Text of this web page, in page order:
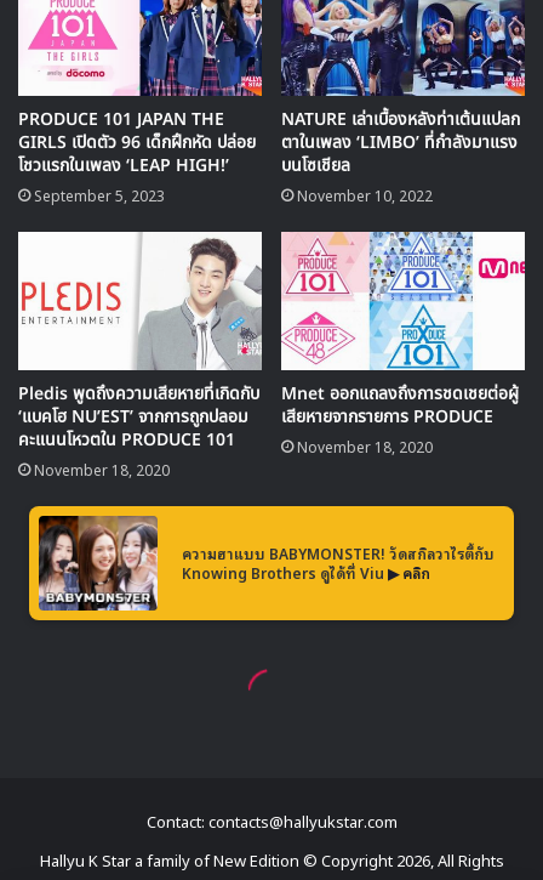
คอยติดตามกันได้ว่าคลิปโฆษณาของพรีเซนเตอร์คนที่ 3 ในเกม
Perfect World จะออกมาในรูปแบบใด และพรีเซนเตอร์คนนี้
จะใช่ โรเซ่ อย่างที่แฟนๆคิดไว้กันไหม
ROSE
Contact: contacts@hallyukstar.com
Hallyu K Star a family of New Edition © Copyright 2026, All Rights